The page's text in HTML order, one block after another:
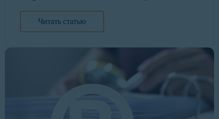
Читать статью